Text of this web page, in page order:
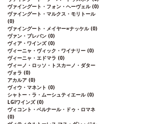
ヴァイングート・フォン・ヘーヴェル (0)
ヴァイングート・マルクス・モリトール
(0)
ヴァイングート・メイヤー=ナッケル (0)
ヴァン・ブレバン (0)
ヴィア・ワインズ (0)
ヴィーニャ・ヴィック・ワイナリー (0)
ヴィーニャ・エドマラ (0)
ヴィーノ・ロッソ・トスカーノ・ダター
ヴォラ (0)
アカルア (0)
ヴィウ・マネント (0)
シャトー・ラ・ムーシュティエール (0)
LGIワインズ (0)
ヴィコント・ベルナール・ドゥ・ロマネ
(0)